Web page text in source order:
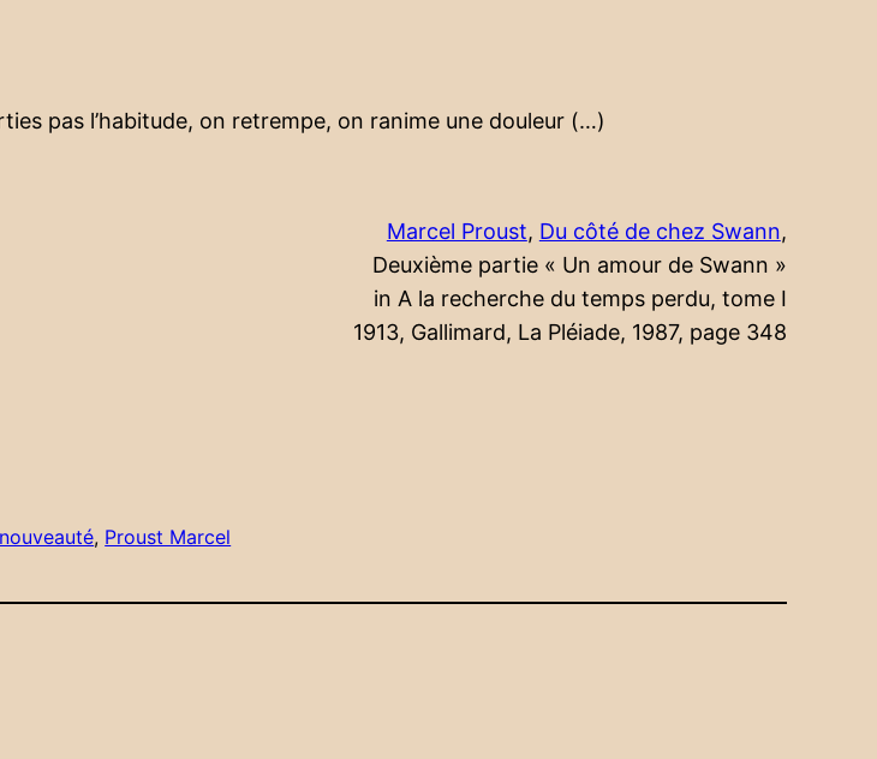
pas l’habitude, on retrempe, on ranime une douleur (…)
Marcel Proust, Du côté de chez Swann,
Deuxième partie « Un amour de Swann »
in A la recherche du temps perdu, tome I
1913, Gallimard, La Pléiade, 1987, page 348
nouveauté, Proust Marcel